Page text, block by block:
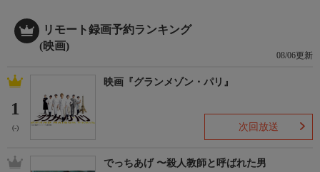
リモート録画予約ランキング
(映画)
08/06更新
1
(-)
映画『グランメゾン・パリ』
次回放送
でっちあげ 〜殺人教師と呼ばれた男